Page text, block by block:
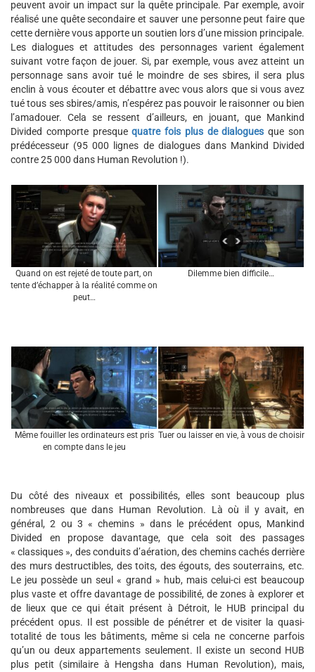
peuvent avoir un impact sur la quête principale. Par exemple, avoir
réalisé une quête secondaire et sauver une personne peut faire que
cette dernière vous apporte un soutien lors d’une mission principale.
Les dialogues et attitudes des personnages varient également
suivant votre façon de jouer. Si, par exemple, vous avez atteint un
personnage sans avoir tué le moindre de ses sbires, il sera plus
enclin à vous écouter et débattre avec vous alors que si vous avez
tué tous ses sbires/amis, n’espérez pas pouvoir le raisonner ou bien
l’amadouer. Cela se ressent d’ailleurs, en jouant, que Mankind
Divided comporte presquequatre fois plus de dialogues que son
prédécesseur (95 000 lignes de dialogues dans Mankind Divided
contre 25 000 dans Human Revolution !).
Quand on est rejeté de toute part, on
tente d’échapper à la réalité comme on
peut…
Dilemme bien difficile…
Même fouiller les ordinateurs est pris
en compte dans le jeu
Tuer ou laisser en vie, à vous de choisir
Du côté des niveaux et possibilités, elles sont beaucoup plus
nombreuses que dans Human Revolution. Là où il y avait, en
général, 2 ou 3 « chemins » dans le précédent opus, Mankind
Divided en propose davantage, que cela soit des passages
« classiques », des conduits d’aération, des chemins cachés derrière
des murs destructibles, des toits, des égouts, des souterrains, etc.
Le jeu possède un seul « grand » hub, mais celui-ci est beaucoup
plus vaste et offre davantage de possibilité, de zones à explorer et
de lieux que ce qui était présent à Détroit, le HUB principal du
précédent opus. Il est possible de pénétrer et de visiter la quasi-
totalité de tous les bâtiments, même si cela ne concerne parfois
qu’un ou deux appartements seulement. Il existe un second HUB
plus petit (similaire à Hengsha dans Human Revolution), mais,